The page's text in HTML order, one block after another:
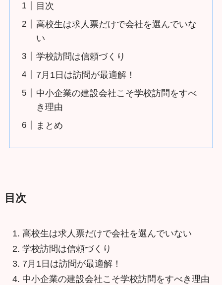
目次
高校生は求人票だけで会社を選んでいな
い
学校訪問は信頼づくり
7月1日は訪問が最適解！
中小企業の建設会社こそ学校訪問をすべ
き理由
まとめ
目次
高校生は求人票だけで会社を選んでいない
学校訪問は信頼づくり
7月1日は訪問が最適解！
中小企業の建設会社こそ学校訪問をすべき理由